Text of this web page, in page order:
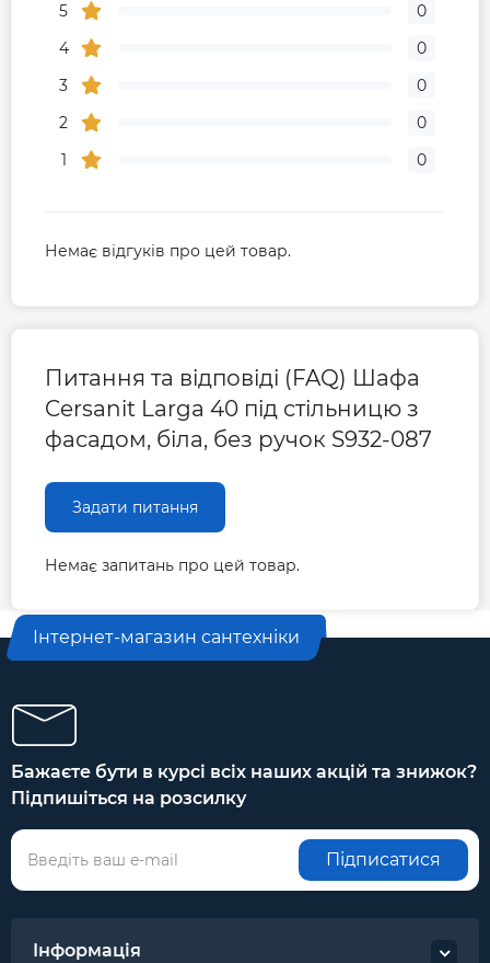
5
0
4
0
3
0
2
0
1
0
Немає відгуків про цей товар.
Питання та відповіді (FAQ) Шафа
Cersanit Larga 40 під стільницю з
фасадом, біла, без ручок S932-087
Задати питання
Немає запитань про цей товар.
Інтернет-магазин сантехніки
Бажаєте бути в курсі всіх наших акцій та знижок?
Підпишіться на розсилку
Підписатися
Інформація